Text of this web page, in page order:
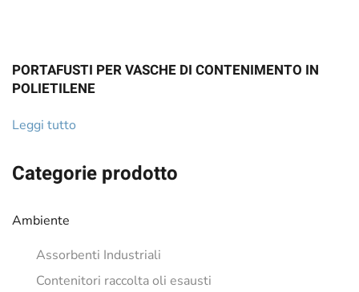
Categorie prodotto
Ambiente
Assorbenti Industriali
Contenitori raccolta oli esausti
PORTAFUSTI PER VASCHE DI CONTENIMENTO IN
POLIETILENE
Leggi tutto